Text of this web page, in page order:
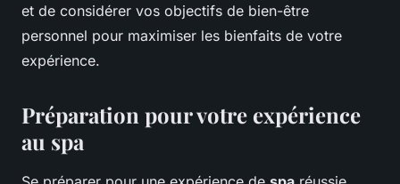
et de considérer vos objectifs de bien-être
personnel pour maximiser les bienfaits de votre
expérience.
Préparation pour votre expérience
au spa